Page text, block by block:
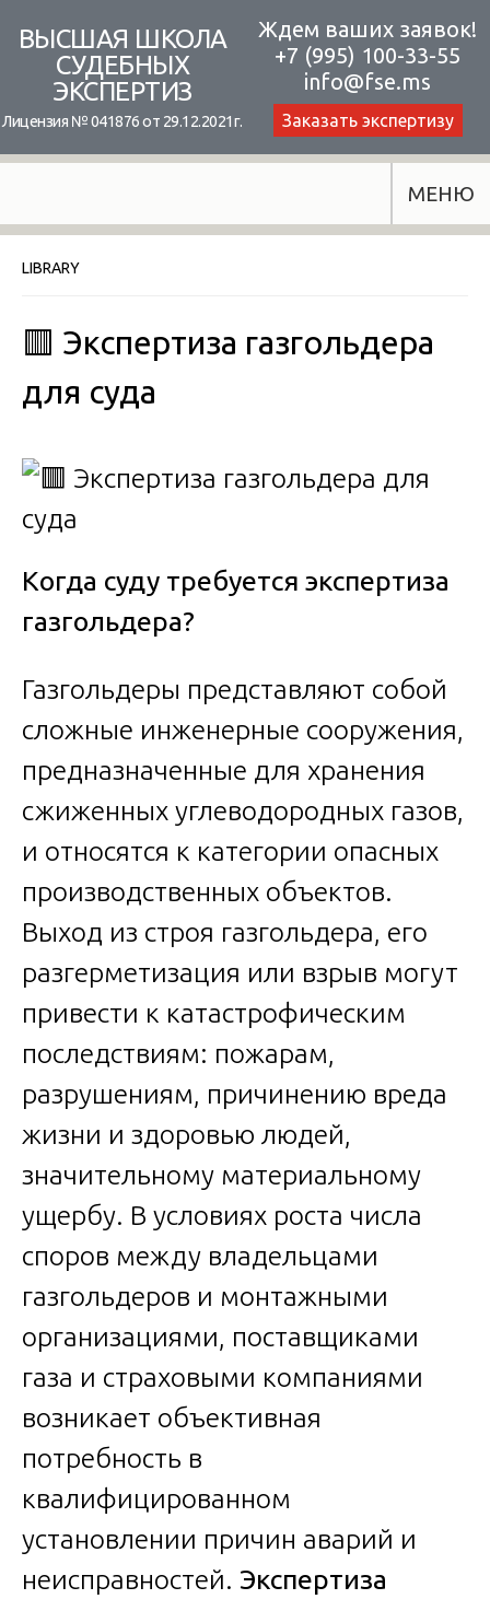
content
ВЫСШАЯ ШКОЛА
СУДЕБНЫХ
ЭКСПЕРТИЗ
Лицензия № 041876 от 29.12.2021г.
Ждем ваших заявок!
+7 (995) 100-33-55
info@fse.ms
Заказать экспертизу
МЕНЮ
LIBRARY
🟥 Экспертиза газгольдера
для суда
Когда суду требуется экспертиза
газгольдера?
Газгольдеры представляют собой
сложные инженерные сооружения,
предназначенные для хранения
сжиженных углеводородных газов,
и относятся к категории опасных
производственных объектов.
Выход из строя газгольдера, его
разгерметизация или взрыв могут
привести к катастрофическим
последствиям: пожарам,
разрушениям, причинению вреда
жизни и здоровью людей,
значительному материальному
ущербу. В условиях роста числа
споров между владельцами
газгольдеров и монтажными
организациями, поставщиками
газа и страховыми компаниями
возникает объективная
потребность в
квалифицированном
установлении причин аварий и
неисправностей. Экспертиза